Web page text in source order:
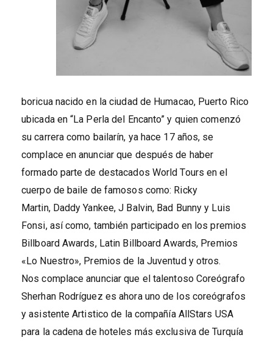
boricua nacido en la ciudad de Humacao, Puerto Rico
ubicada en “La Perla del Encanto” y quien comenzó
su carrera como bailarín, ya hace 17 años, se
complace en anunciar que después de haber
formado parte de destacados World Tours en el
cuerpo de baile de famosos como: Ricky
Martin, Daddy Yankee, J Balvin, Bad Bunny y Luis
Fonsi, así como, también participado en los premios
Billboard Awards, Latin Billboard Awards, Premios
«Lo Nuestro», Premios de la Juventud y otros.
Nos complace anunciar que el talentoso Coreógrafo
Sherhan Rodríguez es ahora uno de los coreógrafos
y asistente Artistico de la compañía AllStars USA
para la cadena de hoteles más exclusiva de Turquía